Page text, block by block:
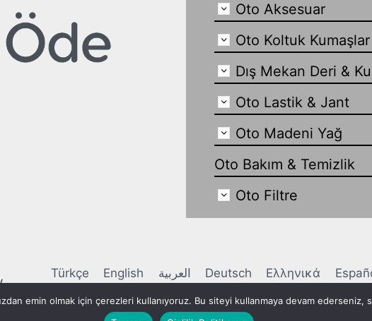
Oto Aksesuar
Oto Koltuk Kumaşlar
Dış Mekan Deri &
Oto Lastik & Jant
Oto Madeni Yağ
Oto Bakım & Temizlik
Oto Filtre
Türkçe English العربية Deutsch Ελληνικά
Українська
emin olmak için çerezleri kullanıyoruz. Bu siteyi kullanmaya devam ederseniz,